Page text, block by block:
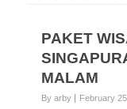
PAKET
MALAM
By arby February